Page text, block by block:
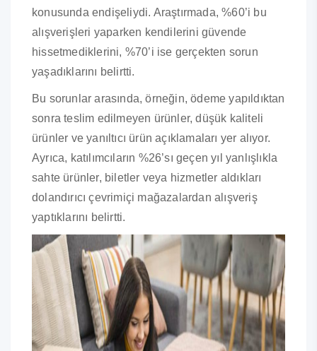
konusunda endişeliydi. Araştırmada, %60’i bu
alışverişleri yaparken kendilerini güvende
hissetmediklerini, %70’i ise gerçekten sorun
yaşadıklarını belirtti.
Bu sorunlar arasında, örneğin, ödeme yapıldıktan
sonra teslim edilmeyen ürünler, düşük kaliteli
ürünler ve yanıltıcı ürün açıklamaları yer alıyor.
Ayrıca, katılımcıların %26’sı geçen yıl yanlışlıkla
sahte ürünler, biletler veya hizmetler aldıkları
dolandırıcı çevrimiçi mağazalardan alışveriş
yaptıklarını belirtti.